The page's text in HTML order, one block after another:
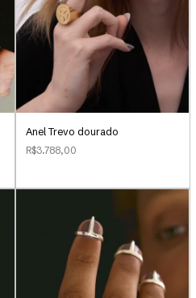
Anel Trevo dourado
R$3.788,00